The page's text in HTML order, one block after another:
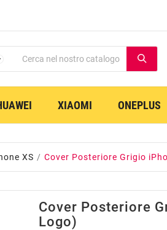
XIAOMI ONEPLUS
XS Cover Posteriore Grigio
Cover Posteriore
Logo)